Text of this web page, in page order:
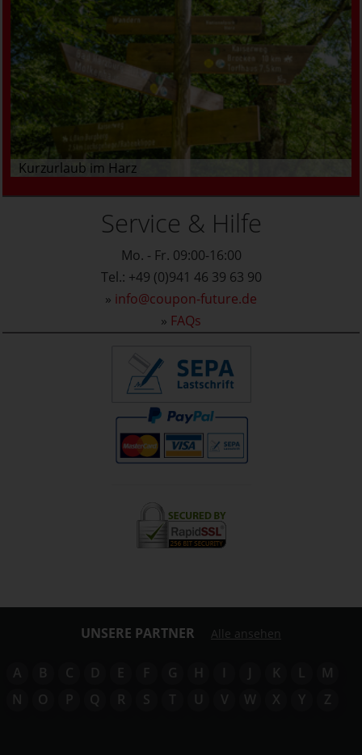
Kurzurlaub im Harz
Service & Hilfe
Mo. - Fr. 09:00-16:00
Tel.: +49 (0)941 46 39 63 90
» info@coupon-future.de
» FAQs
UNSERE PARTNER Alle ansehen
A B C D E F G H I J K L
M
N
O P Q R S T U V W X Y Z